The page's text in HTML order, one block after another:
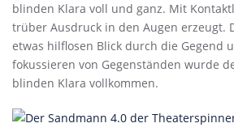
blinden Klara voll und ganz. Mit
trüber Ausdruck in den Augen erzeugt.
etwas hilflosen Blick durch die Gegend
fokussieren von Gegenständen wurde
blinden Klara vollkommen.